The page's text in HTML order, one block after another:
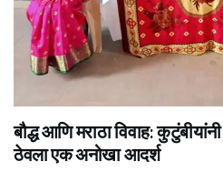
बौद्ध आणि मराठा विवाह:
ठेवला एक अनोखा आदर्श